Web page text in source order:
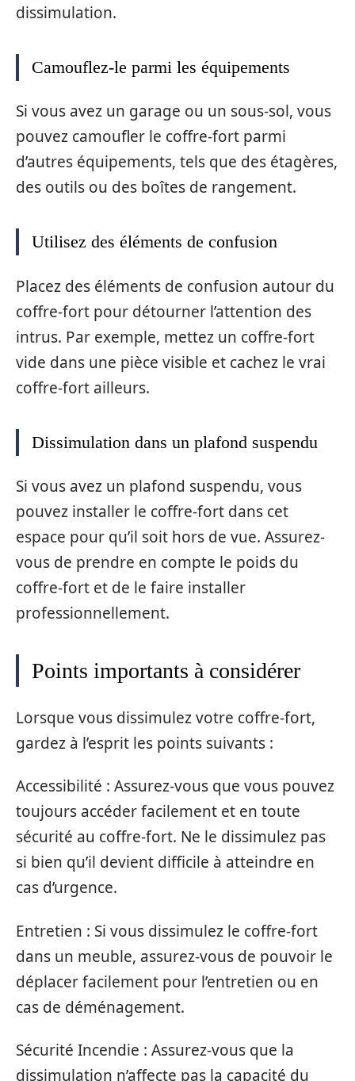
dissimulation.
Camouflez-le parmi les équipements
Si vous avez un garage ou un sous-sol, vous
pouvez camoufler le coffre-fort parmi
d’autres équipements, tels que des étagères,
des outils ou des boîtes de rangement.
Utilisez des éléments de confusion
Placez des éléments de confusion autour du
coffre-fort pour détourner l’attention des
intrus. Par exemple, mettez un coffre-fort
vide dans une pièce visible et cachez le vrai
coffre-fort ailleurs.
Dissimulation dans un plafond suspendu
Si vous avez un plafond suspendu, vous
pouvez installer le coffre-fort dans cet
espace pour qu’il soit hors de vue. Assurez-
vous de prendre en compte le poids du
coffre-fort et de le faire installer
professionnellement.
Points importants à considérer
Lorsque vous dissimulez votre coffre-fort,
gardez à l’esprit les points suivants :
Accessibilité : Assurez-vous que vous pouvez
toujours accéder facilement et en toute
sécurité au coffre-fort. Ne le dissimulez pas
si bien qu’il devient difficile à atteindre en
cas d’urgence.
Entretien : Si vous dissimulez le coffre-fort
dans un meuble, assurez-vous de pouvoir le
déplacer facilement pour l’entretien ou en
cas de déménagement.
Sécurité Incendie : Assurez-vous que la
dissimulation n’affecte pas la capacité du